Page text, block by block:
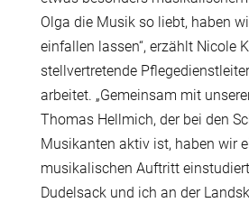
Olga die Musik so liebt, haben
einfallen lassen“, erzählt Nicole
stellvertretende
arbeitet. „Gemeinsam mit
Thomas Hellmich, der bei den
Musikanten aktiv ist, haben wir
musikalischen Auftritt
Dudelsack und ich an der